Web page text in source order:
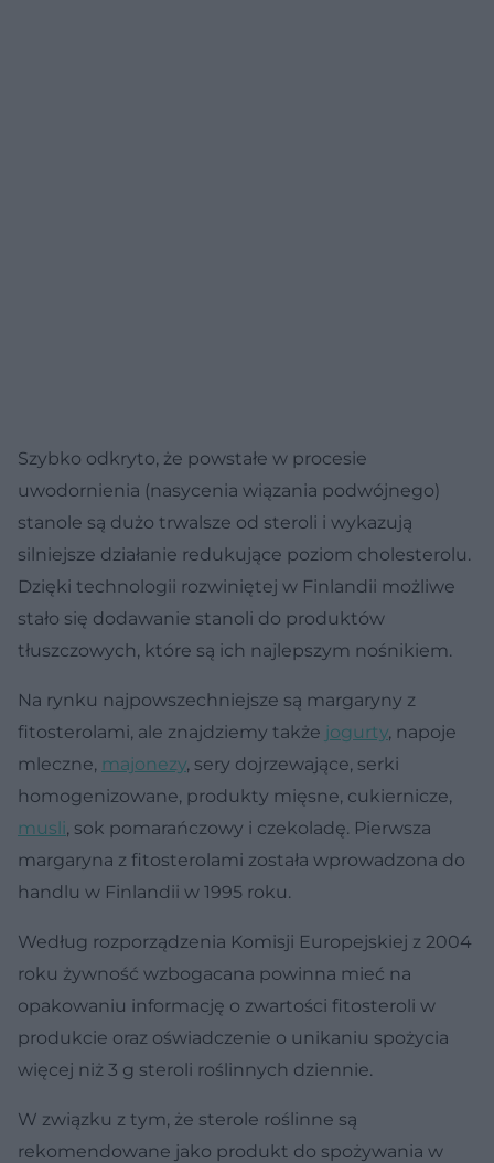
Szybko odkryto, że powstałe w procesie
uwodornienia (nasycenia wiązania podwójnego)
stanole są dużo trwalsze od steroli i wykazują
silniejsze działanie redukujące poziom cholesterolu.
Dzięki technologii rozwiniętej w Finlandii możliwe
stało się dodawanie stanoli do produktów
tłuszczowych, które są ich najlepszym nośnikiem.
Na rynku najpowszechniejsze są margaryny z
fitosterolami, ale znajdziemy także jogurty, napoje
mleczne, majonezy, sery dojrzewające, serki
homogenizowane, produkty mięsne, cukiernicze,
musli, sok pomarańczowy i czekoladę. Pierwsza
margaryna z fitosterolami została wprowadzona do
handlu w Finlandii w 1995 roku.
Według rozporządzenia Komisji Europejskiej z 2004
roku żywność wzbogacana powinna mieć na
opakowaniu informację o zwartości fitosteroli w
produkcie oraz oświadczenie o unikaniu spożycia
więcej niż 3 g steroli roślinnych dziennie.
W związku z tym, że sterole roślinne są
rekomendowane jako produkt do spożywania w